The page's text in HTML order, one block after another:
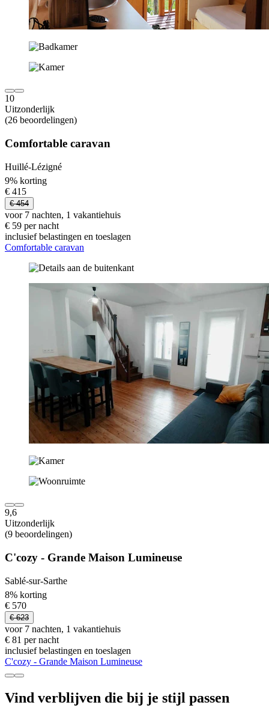
10
Uitzonderlijk
(26 beoordelingen)
Comfortable caravan
Huillé-Lézigné
9% korting
€ 415
€ 454
voor 7 nachten, 1 vakantiehuis
€ 59 per nacht
inclusief belastingen en toeslagen
Comfortable caravan
9,6
Uitzonderlijk
(9 beoordelingen)
C'cozy - Grande Maison Lumineuse
Sablé-sur-Sarthe
8% korting
€ 570
€ 623
voor 7 nachten, 1 vakantiehuis
€ 81 per nacht
inclusief belastingen en toeslagen
C'cozy - Grande Maison Lumineuse
Vind verblijven die bij je stijl passen